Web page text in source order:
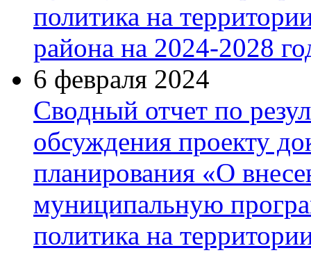
политика на
района на 2024-2028
6 февраля 2024
Сводный отчет по
обсуждения проекту
планирования «О
муниципальную
политика на